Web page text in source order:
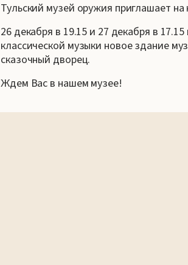
Тульский музей оружия приглашает
26 декабря в 19.15 и 27 декабря в
классической музыки новое здание
сказочный дворец.
Ждем Вас в нашем музее!